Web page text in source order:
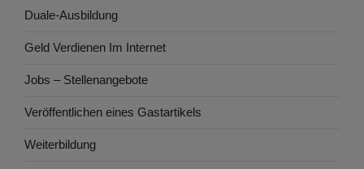
Duale-Ausbildung
Geld Verdienen Im Internet
Jobs – Stellenangebote
Veröffentlichen eines Gastartikels
Weiterbildung